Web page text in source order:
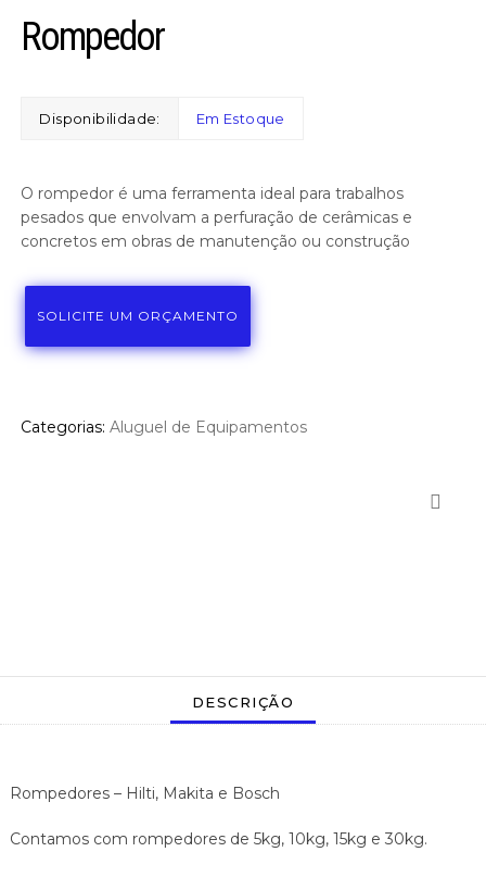
Rompedor
Disponibilidade: Em Estoque
O rompedor é uma ferramenta ideal para trabalhos
pesados que envolvam a perfuração de cerâmicas e
concretos em obras de manutenção ou construção
SOLICITE UM ORÇAMENTO
Categorias: Aluguel de Equipamentos
DESCRIÇÃO
Rompedores – Hilti, Makita e Bosch
Contamos com rompedores de 5kg, 10kg, 15kg e 30kg.